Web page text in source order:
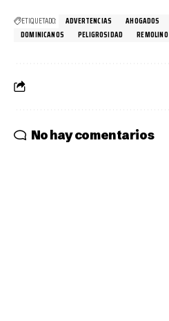
ETIQUETADO: ADVERTENCIAS AHOGADOS
DOMINICANOS
PELIGROSIDAD REMOLINO
No hay comentarios